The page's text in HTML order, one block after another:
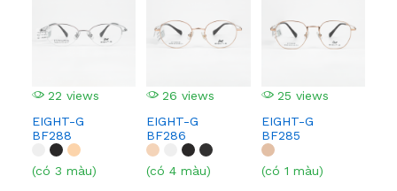
22 views
EIGHT-G
BF288
(có 3 màu)
26 views
EIGHT-G
BF286
(có 4 màu)
25 views
EIGHT-G
BF285
(có 1 màu)